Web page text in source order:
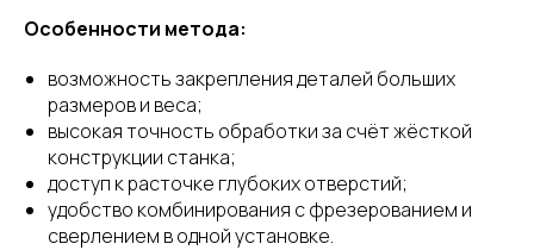
Особенности метода:
возможность закрепления деталей больших
размеров и веса;
высокая точность обработки за счёт жёсткой
конструкции станка;
доступ к расточке глубоких отверстий;
удобство комбинирования с фрезерованием и
сверлением в одной установке.